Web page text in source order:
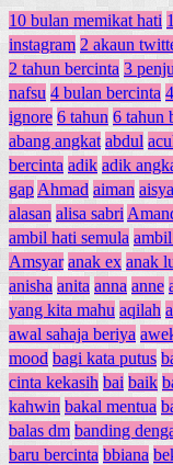
10 bulan memikat hati
instagram 2 akaun
2 tahun bercinta 3
nafsu 4 bulan bercinta
ignore 6 tahun 6 tahun
abang angkat abdul
bercinta adik adik
gap Ahmad aiman
alasan alisa sabri
ambil hati semula
Amsyar anak ex anak
anisha anita anna anne
yang kita mahu aqilah
awal sahaja beriya
mood bagi kata putus
cinta kekasih bai baik
kahwin bakal mentua
balas dm banding
baru bercinta bbiana